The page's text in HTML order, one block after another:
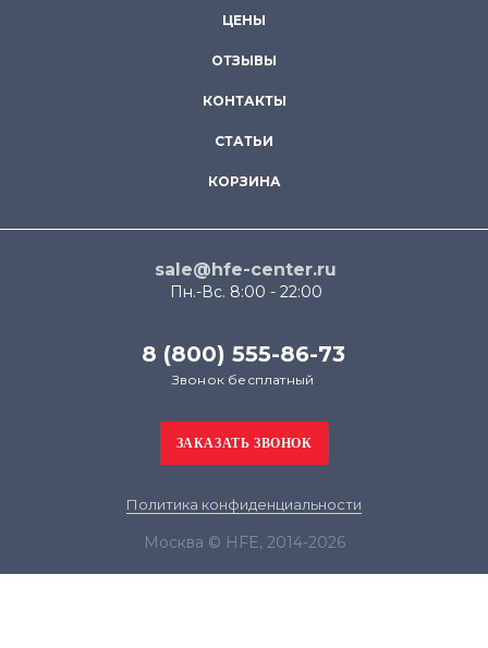
ЦЕНЫ
ОТЗЫВЫ
КОНТАКТЫ
СТАТЬИ
КОРЗИНА
sale@hfe-center.ru
Пн.-Вс. 8:00 - 22:00
8 (800) 555-86-73
Звонок бесплатный
Политика конфиденциальности
Москва © HFE, 2014-2026